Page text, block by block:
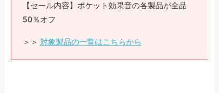
【セール内容】ポケット効果音の各製品が全品
50％オフ
＞＞ 対象製品の一覧はこちらから